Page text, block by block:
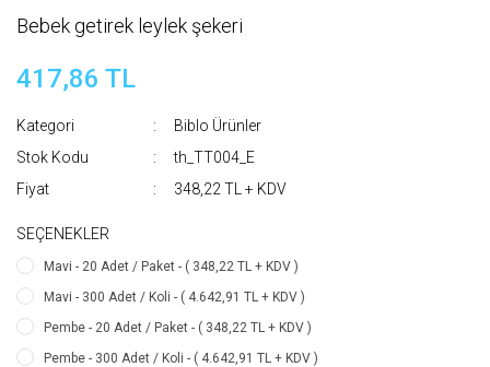
Bebek getirek leylek şekeri
417,86 TL
Kategori
Biblo Ürünler
Stok Kodu
th_TT004_E
Fiyat
348,22 TL + KDV
SEÇENEKLER
Mavi - 20 Adet / Paket - ( 348,22 TL + KDV )
Mavi - 300 Adet / Koli - ( 4.642,91 TL + KDV )
Pembe - 20 Adet / Paket - ( 348,22 TL + KDV )
Pembe - 300 Adet / Koli - ( 4.642,91 TL + KDV )